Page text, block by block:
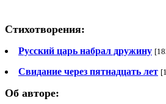
Стихотворения:
Русский царь набрал дружину
Свидание через пятнадцать лет
Об авторе: